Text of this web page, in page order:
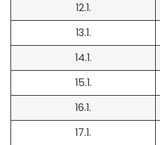
12.1.
13.1.
14.1.
15.1.
16.1.
17.1.